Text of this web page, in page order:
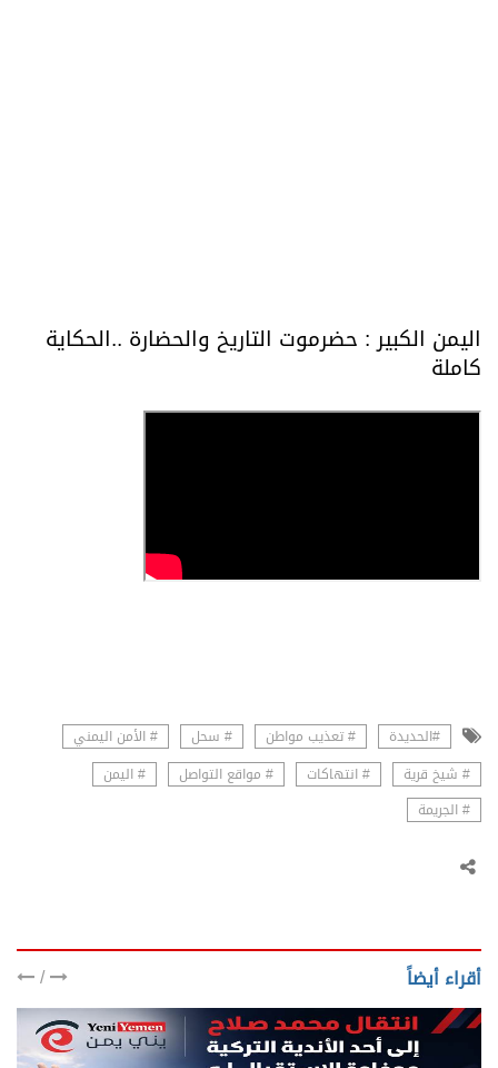
اليمن الكبير : حضرموت التاريخ والحضارة ..الحكاية
كاملة
#الحديدة # تعذيب مواطن # سحل
# الأمن اليمني
# شيخ قرية
# انتهاكات # مواقع التواصل
# اليمن
# الجريمة
أقراء أيضاً /